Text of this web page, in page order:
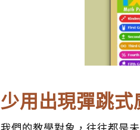
少用出現彈跳式